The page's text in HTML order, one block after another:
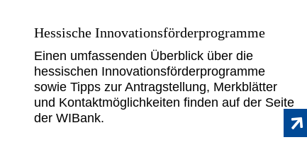
Hessische Innovationsförderprogramme
Einen umfassenden Überblick über die
hessischen Innovationsförderprogramme
sowie Tipps zur Antragstellung, Merkblätter
und Kontaktmöglichkeiten finden auf der Seite
der WIBank.